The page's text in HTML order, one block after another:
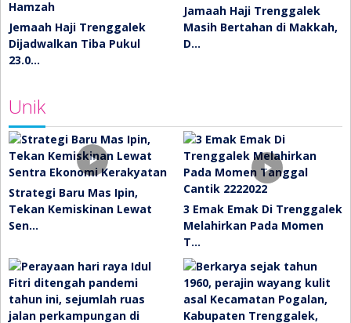
Jemaah Haji Trenggalek
Dijadwalkan Tiba Pukul
23.0…
Jamaah Haji Trenggalek
Masih Bertahan di Makkah,
D…
Unik
Strategi Baru Mas Ipin,
Tekan Kemiskinan Lewat
Sen…
3 Emak Emak Di Trenggalek
Melahirkan Pada Momen
T…